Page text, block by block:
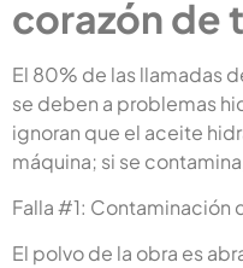
corazón de
El 80% de las llamadas
se deben a problemas
ignoran que el aceite
máquina; si se
Falla #1: Contaminación
El polvo de la obra es